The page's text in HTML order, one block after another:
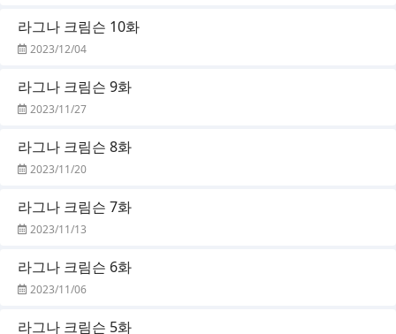
라그나 크림슨 10화
2023/12/04
라그나 크림슨 9화
2023/11/27
라그나 크림슨 8화
2023/11/20
라그나 크림슨 7화
2023/11/13
라그나 크림슨 6화
2023/11/06
라그나 크림슨 5화